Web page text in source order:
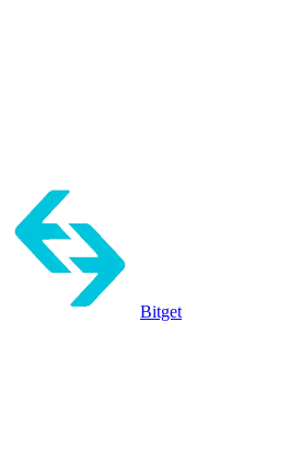
Bitget